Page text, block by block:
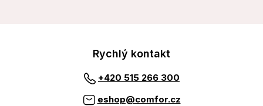
Rychlý kontakt
+420 515 266 300
eshop@comfor.cz